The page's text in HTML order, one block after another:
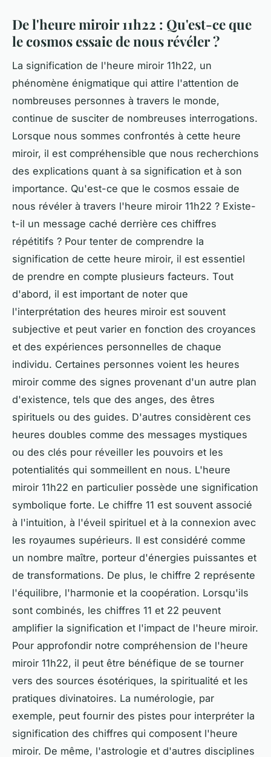
De l'heure miroir 11h22 : Qu'est-ce que
le cosmos essaie de nous révéler ?
La signification de l'heure miroir 11h22, un
phénomène énigmatique qui attire l'attention de
nombreuses personnes à travers le monde,
continue de susciter de nombreuses interrogations.
Lorsque nous sommes confrontés à cette heure
miroir, il est compréhensible que nous recherchions
des explications quant à sa signification et à son
importance. Qu'est-ce que le cosmos essaie de
nous révéler à travers l'heure miroir 11h22 ? Existe-
t-il un message caché derrière ces chiffres
répétitifs ? Pour tenter de comprendre la
signification de cette heure miroir, il est essentiel
de prendre en compte plusieurs facteurs. Tout
d'abord, il est important de noter que
l'interprétation des heures miroir est souvent
subjective et peut varier en fonction des croyances
et des expériences personnelles de chaque
individu. Certaines personnes voient les heures
miroir comme des signes provenant d'un autre plan
d'existence, tels que des anges, des êtres
spirituels ou des guides. D'autres considèrent ces
heures doubles comme des messages mystiques
ou des clés pour réveiller les pouvoirs et les
potentialités qui sommeillent en nous. L'heure
miroir 11h22 en particulier possède une signification
symbolique forte. Le chiffre 11 est souvent associé
à l'intuition, à l'éveil spirituel et à la connexion avec
les royaumes supérieurs. Il est considéré comme
un nombre maître, porteur d'énergies puissantes et
de transformations. De plus, le chiffre 2 représente
l'équilibre, l'harmonie et la coopération. Lorsqu'ils
sont combinés, les chiffres 11 et 22 peuvent
amplifier la signification et l'impact de l'heure miroir.
Pour approfondir notre compréhension de l'heure
miroir 11h22, il peut être bénéfique de se tourner
vers des sources ésotériques, la spiritualité et les
pratiques divinatoires. La numérologie, par
exemple, peut fournir des pistes pour interpréter la
signification des chiffres qui composent l'heure
miroir. De même, l'astrologie et d'autres disciplines